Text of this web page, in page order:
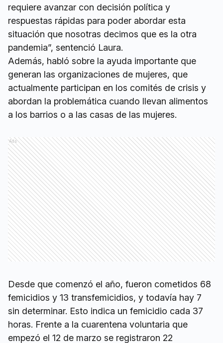
requiere avanzar con decisión política y
respuestas rápidas para poder abordar esta
situación que nosotras decimos que es la otra
pandemia”, sentenció Laura.
Además, habló sobre la ayuda importante que
generan las organizaciones de mujeres, que
actualmente participan en los comités de crisis y
abordan la problemática cuando llevan alimentos
a los barrios o a las casas de las mujeres.
Ads
Desde que comenzó el año, fueron cometidos 68
femicidios y 13 transfemicidios, y todavía hay 7
sin determinar. Esto indica un femicidio cada 37
horas. Frente a la cuarentena voluntaria que
empezó el 12 de marzo se registraron 22